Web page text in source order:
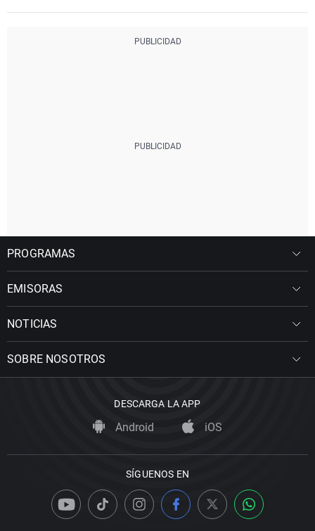
PROGRAMAS
EMISORAS
NOTICIAS
SOBRE NOSOTROS
DESCARGA LA APP
Android iOS
SÍGUENOS EN